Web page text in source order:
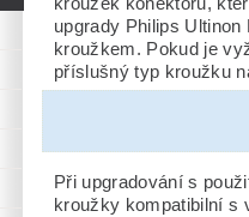
kroužek konektoru,
upgrady Philips
kroužkem. Pokud je
příslušný typ kroužku
Při upgradování s
kroužky kompatibilní s